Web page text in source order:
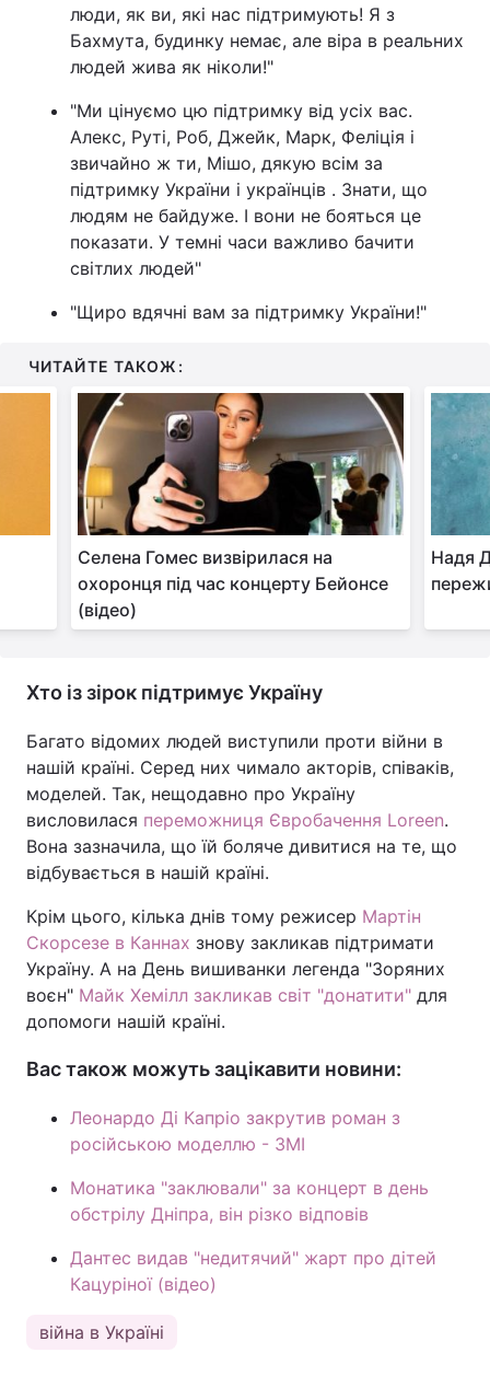
люди, як ви, які нас підтримують! Я з
Бахмута, будинку немає, але віра в реальних
людей жива як ніколи!"
"Ми цінуємо цю підтримку від усіх вас.
Алекс, Руті, Роб, Джейк, Марк, Феліція і
звичайно ж ти, Мішо, дякую всім за
підтримку України і українців . Знати, що
людям не байдуже. І вони не бояться це
показати. У темні часи важливо бачити
світлих людей"
"Щиро вдячні вам за підтримку України!"
ЧИТАЙТЕ ТАКОЖ:
Селена Гомес визвірилася на
охоронця під час концерту Бейонсе
(відео)
Надя
Хто із зірок підтримує Україну
Багато відомих людей виступили проти війни в
нашій країні. Серед них чимало акторів, співаків,
моделей. Так, нещодавно про Україну
висловилася переможниця Євробачення Loreen.
Вона зазначила, що їй боляче дивитися на те, що
відбувається в нашій країні.
Крім цього, кілька днів тому режисер Мартін
Скорсезе в Каннах знову закликав підтримати
Україну. А на День вишиванки легенда "Зоряних
воєн" Майк Хемілл закликав світ "донатити" для
допомоги нашій країні.
Вас також можуть зацікавити новини:
Леонардо Ді Капріо закрутив роман з
російською моделлю - ЗМІ
Монатика "заклювали" за концерт в день
обстрілу Дніпра, він різко відповів
Дантес видав "недитячий" жарт про дітей
Кацуріної (відео)
війна в Україні